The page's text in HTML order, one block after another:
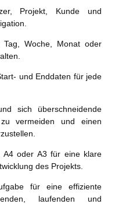
Projekt, Kunde und
Woche, Monat oder
und Enddaten für jede
sich überschneidende
vermeiden und einen
A4 oder A3 für eine klare
des Projekts.
für eine effiziente
laufenden und